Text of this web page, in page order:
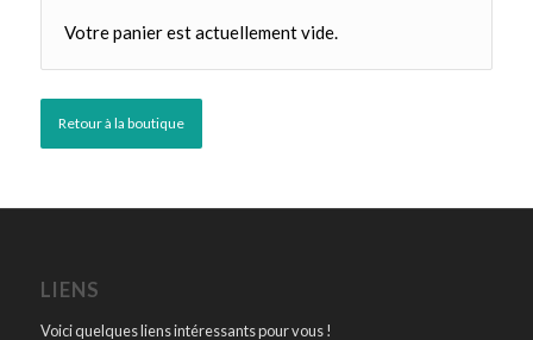
Votre panier est actuellement vide.
Retour à la boutique
LIENS
Voici quelques liens intéressants pour vous !